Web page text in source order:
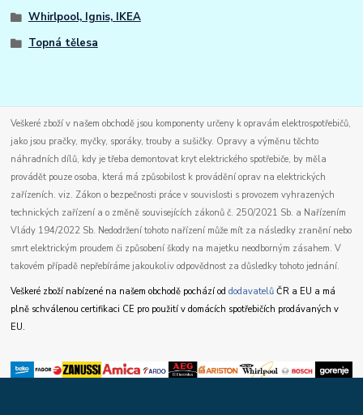
Whirlpool, Ignis, IKEA
Topná tělesa
Veškeré zboží v našem obchodě jsou komponenty určeny k opravám elektrospotřebičů,
jako jsou pračky, myčky, sporáky, trouby a sušičky. Opravy a výměnu těchto
náhradních dílů, kdy je třeba demontovat kryt elektrického spotřebiče, by měla
provádět pouze osoba, která má způsobilost k provádění oprav na elektrických
zařízeních. viz. Zákon o bezpečnosti práce v souvislosti s provozem vyhrazených
technických zařízení a o změně souvisejících zákonů č. 250/2021 Sb. a Nařízením
Vlády 194/2022 Sb. Nedodržení tohoto nařízení může mít za následky zranění nebo
smrt elektrickým proudem či způsobení škody na majetku neodborným zásahem. V
takovém případě nepřebíráme jakoukoliv odpovědnost za důsledky tohoto jednání.
Veškeré zboží nabízené na našem obchodě pochází oddodavatelů ČR a EU a má
plně schválenou certifikaci CE pro použití v domácích spotřebičích prodávaných v
EU.